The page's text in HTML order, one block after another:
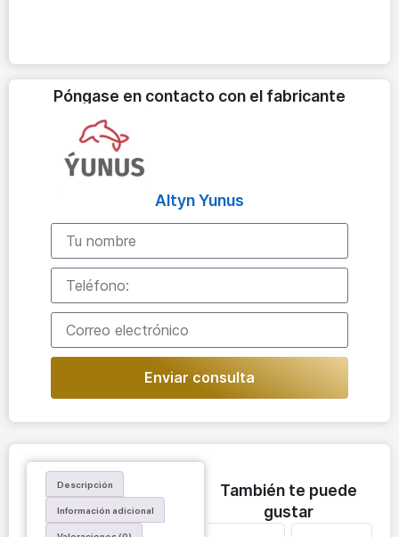
Póngase en contacto con el fabricante
Altyn Yunus
Enviar consulta
Descripción
Información adicional
También te puede
gustar